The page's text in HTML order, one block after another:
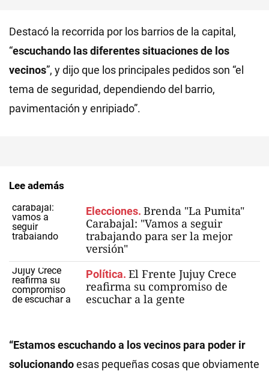
Destacó la recorrida por los barrios de la capital,
“escuchando las diferentes situaciones de los
vecinos”, y dijo que los principales pedidos son “el
tema de seguridad, dependiendo del barrio,
pavimentación y enripiado”.
Lee además
Elecciones. Brenda "La Pumita"
Carabajal: "Vamos a seguir
trabajando para ser la mejor
versión"
Política. El Frente Jujuy Crece
reafirma su compromiso de
escuchar a la gente
“Estamos escuchando a los vecinos para poder ir
solucionandoesas pequeñas cosas que obviamente